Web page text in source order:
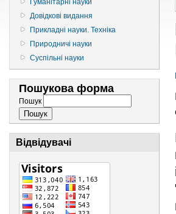
Гуманітарні науки
Довідкові видання
Прикладні науки. Техніка
Природничі науки
Суспільні науки
Пошукова форма
Пошук
Відвідувачі